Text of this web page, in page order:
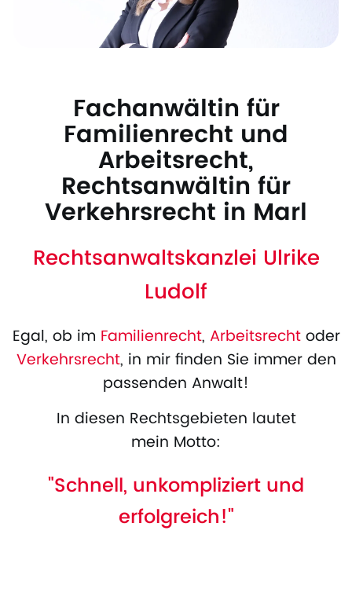
Fachanwältin für
Familienrecht und
Arbeitsrecht,
Rechtsanwältin für
Verkehrsrecht in Marl
Rechtsanwaltskanzlei Ulrike
Ludolf
Egal, ob im Familienrecht, Arbeitsrechtoder
Verkehrsrecht, in mir finden Sie immer den
passenden Anwalt!
In diesen Rechtsgebieten lautet
mein Motto:
"Schnell, unkompliziert und
erfolgreich!"